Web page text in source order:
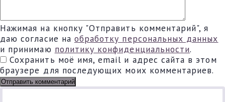
Нажимая на кнопку "Отправить комментарий", я
даю согласие на обработку персональных данных
и принимаю политику конфиденциальности.
Сохранить моё имя, email и адрес сайта в этом
браузере для последующих моих комментариев.